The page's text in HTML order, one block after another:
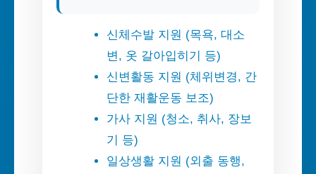
신체수발 지원 (목욕, 대소
변, 옷 갈아입히기 등)
신변활동 지원 (체위변경, 간
단한 재활운동 보조)
가사 지원 (청소, 취사, 장보
기 등)
일상생활 지원 (외출 동행,